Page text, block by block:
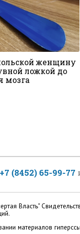
женщину
ложкой до
мозга
+7 (8452) 65-99-77
Власть"
материалов